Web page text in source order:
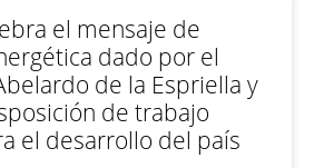
el mensaje de
dado por el
de la Espriella y
de trabajo
el desarrollo del país